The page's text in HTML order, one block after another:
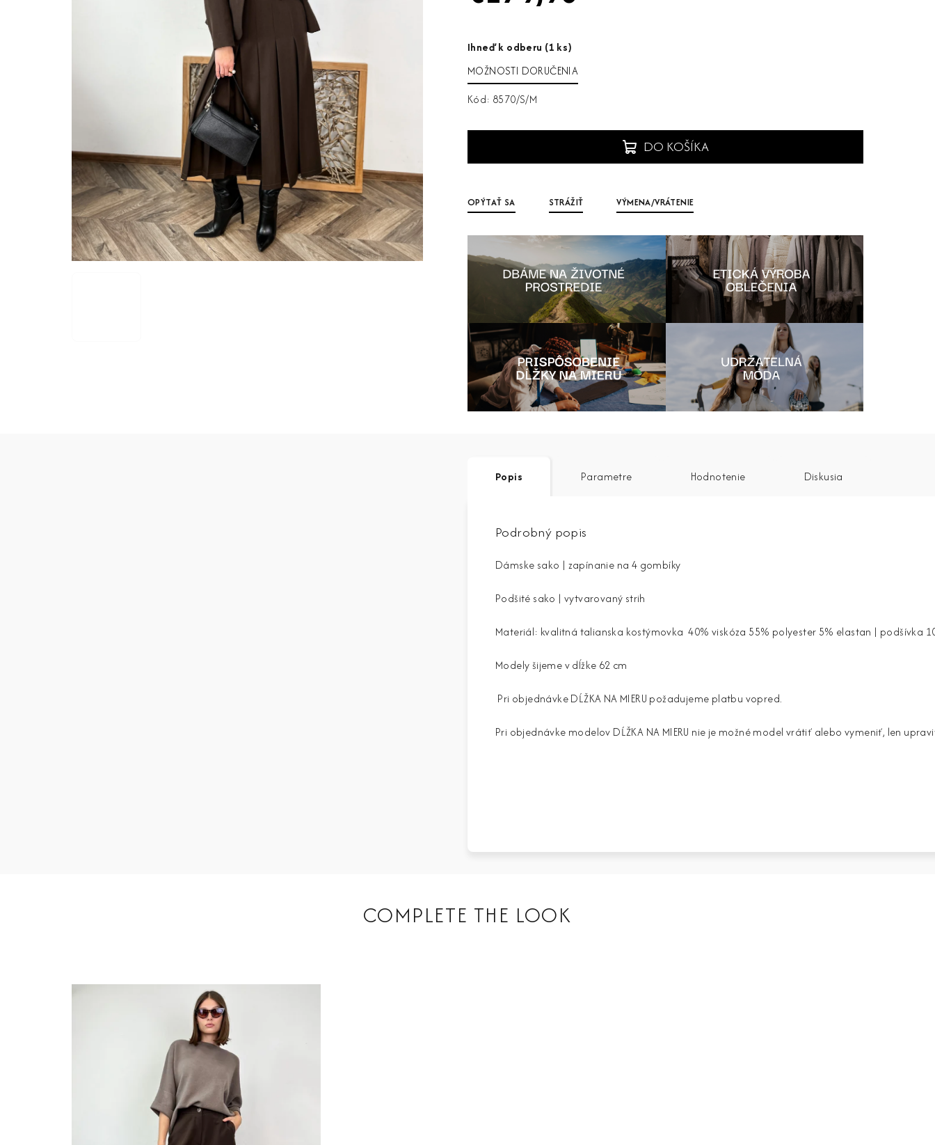
cena:
Ihneď k odberu (1 ks)
MOŽNOSTI DORUČENIA
Kód: 8570/S/M
DO KOŠÍKA
OPÝTAŤ SA STRÁŽIŤ VÝMENA/VRÁTENIE
Popis Parametre Hodnotenie Diskusia
Podrobný popis
Dámske sako | zapínanie na 4 gombíky
Podšité sako | vytvarovaný strih
Materiál: kvalitná talianska kostýmovka 40% viskóza 55% polyester 5% elastan | podšívka
Modely šijeme v dĺžke 62 cm
Pri objednávke DĹŽKA NA MIERU požadujeme platbu vopred.
Pri objednávke modelov DĹŽKA NA MIERU nie je možné model vrátiť alebo vymeniť, len
COMPLETE THE LOOK